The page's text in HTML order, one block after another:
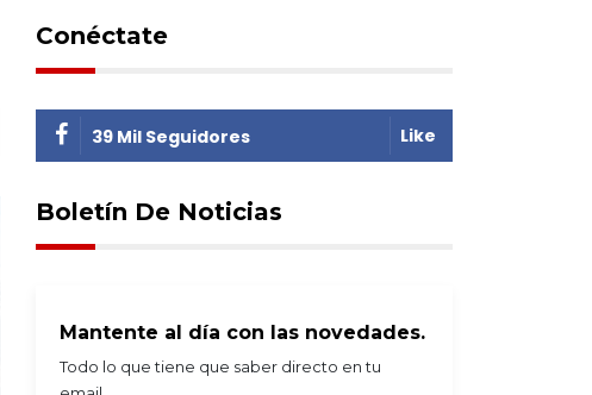
Conéctate
39 Mil Seguidores Like
Boletín De Noticias
Mantente al día con las novedades.
Todo lo que tiene que saber directo en tu